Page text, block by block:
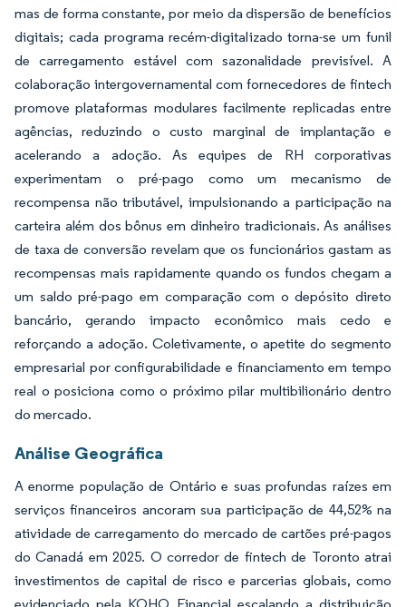
mas de forma constante, por meio da dispersão de benefícios
digitais; cada programa recém-digitalizado torna-se um funil
de carregamento estável com sazonalidade previsível. A
colaboração intergovernamental com fornecedores de fintech
promove plataformas modulares facilmente replicadas entre
agências, reduzindo o custo marginal de implantação e
acelerando a adoção. As equipes de RH corporativas
experimentam o pré-pago como um mecanismo de
recompensa não tributável, impulsionando a participação na
carteira além dos bônus em dinheiro tradicionais. As análises
de taxa de conversão revelam que os funcionários gastam as
recompensas mais rapidamente quando os fundos chegam a
um saldo pré-pago em comparação com o depósito direto
bancário, gerando impacto econômico mais cedo e
reforçando a adoção. Coletivamente, o apetite do segmento
empresarial por configurabilidade e financiamento em tempo
real o posiciona como o próximo pilar multibilionário dentro
do mercado.
Análise Geográfica
A enorme população de Ontário e suas profundas raízes em
serviços financeiros ancoram sua participação de 44,52% na
atividade de carregamento do mercado de cartões pré-pagos
do Canadá em 2025. O corredor de fintech de Toronto atrai
investimentos de capital de risco e parcerias globais, como